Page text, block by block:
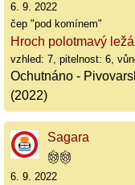
6. 9. 2022
čep "pod komínem"
Hroch polotmavý
vzhled: 7, pitelnost: 6,
Ochutnáno -
(2022)
Sagara
6. 9. 2022